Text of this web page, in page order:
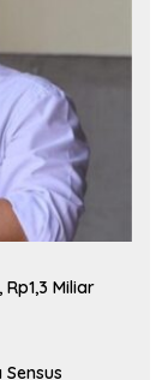
Miliar